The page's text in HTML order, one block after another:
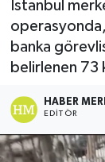
İstanbul
banka
belirlenen 73
HABER
EDITÖR
Son
Haber